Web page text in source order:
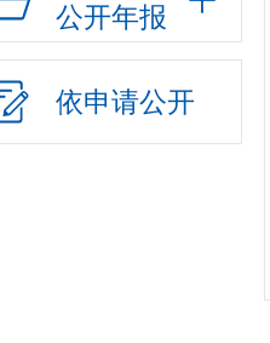
招标采购
上级政策解读
公开年报
依申请公开